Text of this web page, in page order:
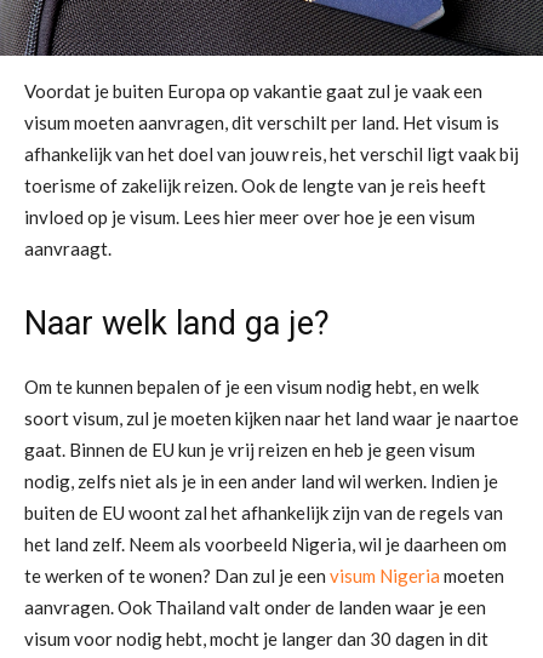
Voordat je buiten Europa op vakantie gaat zul je vaak een
visum moeten aanvragen, dit verschilt per land. Het visum is
afhankelijk van het doel van jouw reis, het verschil ligt vaak bij
toerisme of zakelijk reizen. Ook de lengte van je reis heeft
invloed op je visum. Lees hier meer over hoe je een visum
aanvraagt.
Naar welk land ga je?
Om te kunnen bepalen of je een visum nodig hebt, en welk
soort visum, zul je moeten kijken naar het land waar je naartoe
gaat. Binnen de EU kun je vrij reizen en heb je geen visum
nodig, zelfs niet als je in een ander land wil werken. Indien je
buiten de EU woont zal het afhankelijk zijn van de regels van
het land zelf. Neem als voorbeeld Nigeria, wil je daarheen om
te werken of te wonen? Dan zul je een visum Nigeria moeten
aanvragen. Ook Thailand valt onder de landen waar je een
visum voor nodig hebt, mocht je langer dan 30 dagen in dit